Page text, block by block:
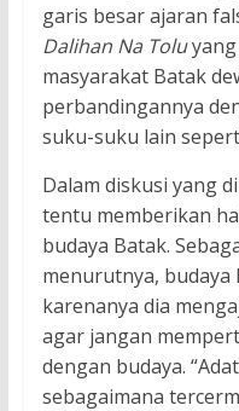
garis besar ajaran
Dalihan Na Toluyang
masyarakat Batak
perbandingannya
suku-suku lain
Dalam diskusi yang
tentu memberikan
budaya Batak.
menurutnya, budaya
karenanya dia
agar jangan
dengan budaya.
sebagaimana